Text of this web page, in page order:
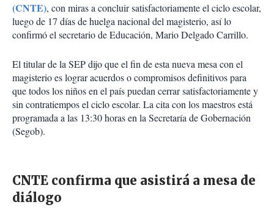
(CNTE), con miras a concluir satisfactoriamente el ciclo escolar,
luego de 17 días de huelga nacional del magisterio, así lo
confirmó el secretario de Educación, Mario Delgado Carrillo.
El titular de la SEP dijo que el fin de esta nueva mesa con el
magisterio es lograr acuerdos o compromisos definitivos para
que todos los niños en el país puedan cerrar satisfactoriamente y
sin contratiempos el ciclo escolar. La cita con los maestros está
programada a las 13:30 horas en la Secretaría de Gobernación
(Segob).
CNTE confirma que asistirá a mesa de
diálogo